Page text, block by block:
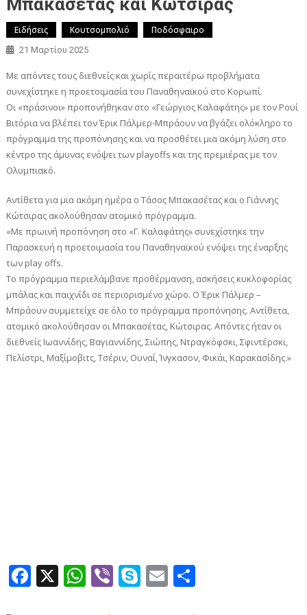
Μπακασέτας και Κώτσιρας
Ειδήσεις Κουτσομπολιό Ποδόσφαιρο
21 Μαρτίου 2025
Με απόντες τους διεθνείς και χωρίς περαιτέρω προβλήματα
συνεχίστηκε η προετοιμασία του Παναθηναϊκού στο Κορωπί.
Οι «πράσινοι» προπονήθηκαν στο «Γεώργιος Καλαφάτης» με τον Ρουί
Βιτόρια να βλέπει τον Έρικ Πάλμερ-Μπράουν να βγάζει ολόκληρο το
πρόγραμμα της προπόνησης και να προσθέτει μια ακόμη λύση στο
κέντρο της άμυνας ενόψει των playoffs και της πρεμιέρας με τον
Ολυμπιακό.
Αντίθετα για μια ακόμη ημέρα ο Τάσος Μπακασέτας και ο Γιάννης
Κώτσιρας ακολούθησαν ατομικό πρόγραμμα.
«Με πρωινή προπόνηση στο «Γ. Καλαφάτης» συνεχίστηκε την
Παρασκευή η προετοιμασία του Παναθηναϊκού ενόψει της έναρξης
των play offs.
Το πρόγραμμα περιελάμβανε προθέρμανση, ασκήσεις κυκλοφορίας
μπάλας και παιχνίδι σε περιορισμένο χώρο. Ο Έρικ Πάλμερ –
Μπράουν συμμετείχε σε όλο το πρόγραμμα προπόνησης. Αντίθετα,
ατομικό ακολούθησαν οι Μπακασέτας, Κώτσιρας. Απόντες ήταν οι
διεθνείς Ιωαννίδης, Βαγιαννίδης, Σιώπης, Ντραγκόφσκι, Σφιντέρσκι,
Πελίστρι, Μαξίμοβιτς, Τσέριν, Ουναΐ, Ίνγκασον, Φικάι, Καρακασίδης.»
Facebook
X WhatsApp
ViberSkype
Email